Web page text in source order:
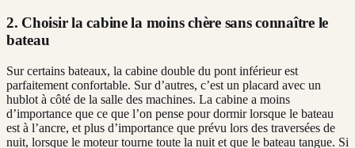
2. Choisir la cabine la moins chère sans connaître le
bateau
Sur certains bateaux, la cabine double du pont inférieur est
parfaitement confortable. Sur d’autres, c’est un placard avec un
hublot à côté de la salle des machines. La cabine a moins
d’importance que ce que l’on pense pour dormir lorsque le bateau
est à l’ancre, et plus d’importance que prévu lors des traversées de
nuit, lorsque le moteur tourne toute la nuit et que le bateau tangue. Si